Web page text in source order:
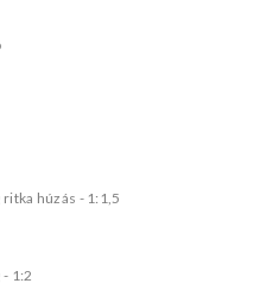
húzás - 1:1,5
1:2